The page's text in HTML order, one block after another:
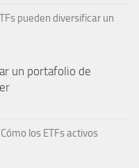
un portafolio de